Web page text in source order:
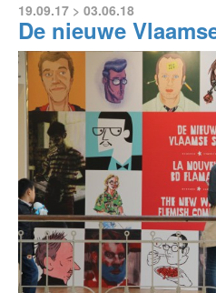
19.09.17 > 03.06.18
De nieuwe